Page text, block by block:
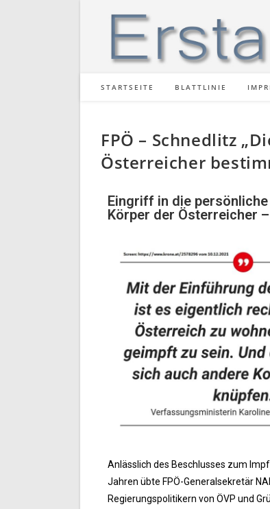
STARTSEITE BLATTLINIE
FPÖ – Schnedlitz
Österreicher
Eingriff in die
Körper der Österreicher
Anlässlich des Beschlusses zum
Jahren übte FPÖ-Generalsekretär
Regierungspolitikern von ÖVP und